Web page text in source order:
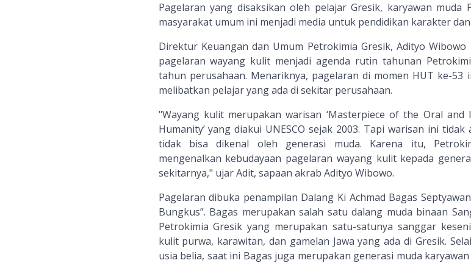
Pagelaran yang disaksikan oleh pelajar Gresik, karyawan muda
masyarakat umum ini menjadi media untuk pendidikan karakter
Direktur Keuangan dan Umum Petrokimia Gresik, Adityo Wibowo
pagelaran wayang kulit menjadi agenda rutin tahunan
tahun perusahaan. Menariknya, pagelaran di momen HUT ke-53
melibatkan pelajar yang ada di sekitar perusahaan.
"Wayang kulit merupakan warisan ‘Masterpiece of the Oral
Humanity’ yang diakui UNESCO sejak 2003. Tapi warisan ini
tidak bisa dikenal oleh generasi muda. Karena itu,
mengenalkan kebudayaan pagelaran wayang kulit kepada
sekitarnya," ujar Adit, sapaan akrab Adityo Wibowo.
Pagelaran dibuka penampilan Dalang Ki Achmad Bagas
Bungkus”. Bagas merupakan salah satu dalang muda binaan
Petrokimia Gresik yang merupakan satu-satunya sanggar
kulit purwa, karawitan, dan gamelan Jawa yang ada di Gresik.
usia belia, saat ini Bagas juga merupakan generasi muda